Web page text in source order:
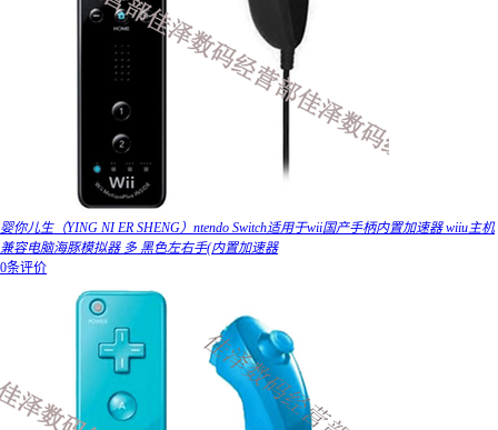
婴你儿生（YING NI ER SHENG）ntendo Switch适用于wii国产手柄内置加速器 wiiu主机
兼容电脑海豚模拟器 多 黑色左右手(内置加速器
0条评价